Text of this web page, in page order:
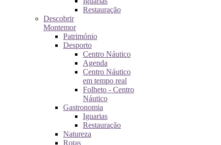
Restauração
Descobrir
Montemor
Património
Desporto
Centro Náutico
Agenda
Centro Náutico
em tempo real
Folheto - Centro
Náutico
Gastronomia
Iguarias
Restauração
Natureza
Rotas